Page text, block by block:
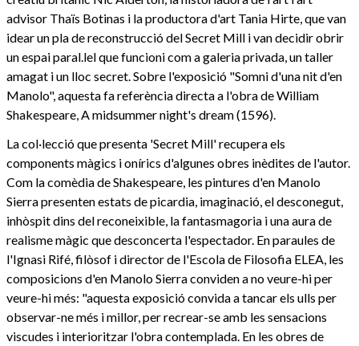
advisor Thaïs Botinas i la productora d'art Tania Hirte, que van
idear un pla de reconstrucció del Secret Mill i van decidir obrir
un espai paral.lel que funcioni com a galeria privada, un taller
amagat i un lloc secret. Sobre l'exposició "Somni d'una nit d'en
Manolo", aquesta fa referència directa a l'obra de William
Shakespeare, A midsummer night's dream (1596).
La col·lecció que presenta 'Secret Mill' recupera els
components màgics i onírics d'algunes obres inèdites de l'autor.
Com la comèdia de Shakespeare, les pintures d'en Manolo
Sierra presenten estats de picardia, imaginació, el desconegut,
inhòspit dins del reconeixible, la fantasmagoria i una aura de
realisme màgic que desconcerta l'espectador. En paraules de
l'Ignasi Rifé, filòsof i director de l'Escola de Filosofia ELEA, les
composicions d'en Manolo Sierra conviden a no veure-hi per
veure-hi més: "aquesta exposició convida a tancar els ulls per
observar-ne més i millor, per recrear-se amb les sensacions
viscudes i interioritzar l'obra contemplada. En les obres de